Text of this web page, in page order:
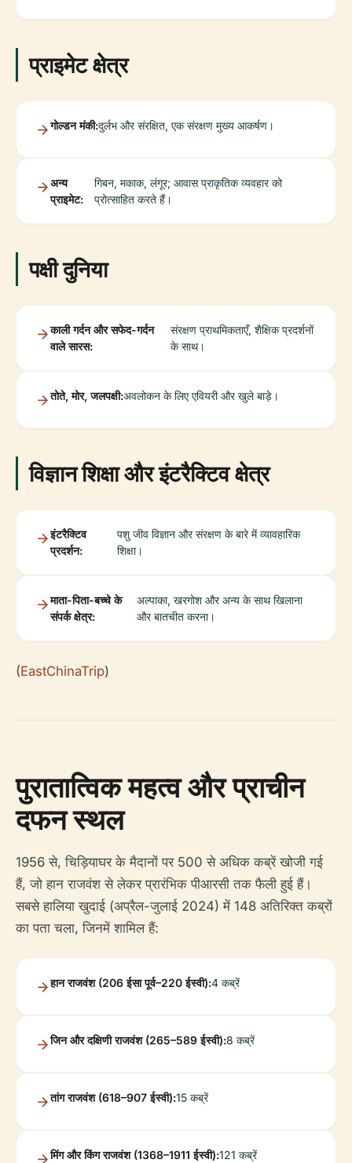
प्राइमेट क्षेत्र
गोल्डन मंकी:दुर्लभ और संरक्षित, एक संरक्षण मुख्य आकर्षण।
अन्य
प्राइमेट:
गिबन, मकाक, लंगूर; आवास प्राकृतिक व्यवहार को
प्रोत्साहित करते हैं।
पक्षी दुनिया
काली गर्दन और सफेद-गर्दन
वाले सारस:
संरक्षण प्राथमिकताएँ, शैक्षिक प्रदर्शनों
के साथ।
तोते, मोर, जलपक्षी:अवलोकन के लिए एवियरी और खुले बाड़े।
विज्ञान शिक्षा और इंटरैक्टिव क्षेत्र
इंटरैक्टिव
प्रदर्शन:
पशु जीव विज्ञान और संरक्षण के बारे में व्यावहारिक
शिक्षा।
माता-पिता-बच्चे के
संपर्क क्षेत्र:
अल्पाका, खरगोश और अन्य के साथ खिलाना
और बातचीत करना।
(EastChinaTrip)
पुरातात्विक महत्व और प्राचीन
दफन स्थल
1956 से, चिड़ियाघर के मैदानों पर 500 से अधिक कब्रें खोजी गई
हैं, जो हान राजवंश से लेकर प्रारंभिक पीआरसी तक फैली हुई हैं।
सबसे हालिया खुदाई (अप्रैल-जुलाई 2024) में 148 अतिरिक्त कब्रों
का पता चला, जिनमें शामिल हैं:
हान राजवंश (206 ईसा पूर्व–220 ईस्वी):4 कब्रें
जिन और दक्षिणी राजवंश (265–589 ईस्वी):8 कब्रें
तांग राजवंश (618–907 ईस्वी):15 कब्रें
मिंग और किंग राजवंश (1368–1911 ईस्वी):121 कब्रें